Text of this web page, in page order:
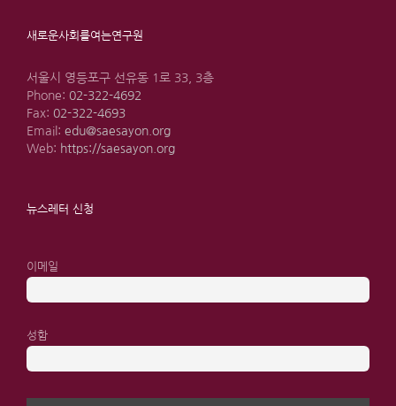
새로운사회를여는연구원
서울시 영등포구 선유동 1로 33, 3층
Phone: 02-322-4692
Fax: 02-322-4693
Email: edu@saesayon.org
Web: https://saesayon.org
뉴스레터 신청
이메일
성함